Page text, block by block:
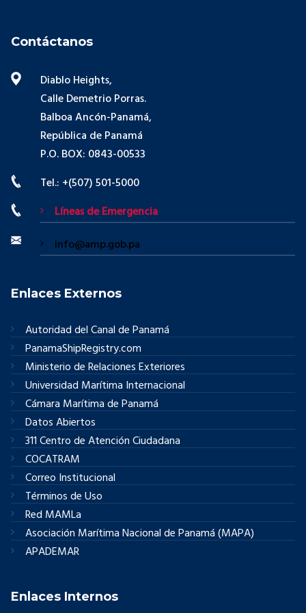
Contáctanos
Diablo Heights,
Calle Demetrio Porras.
Balboa Ancón-Panamá,
República de Panamá
P.O. BOX: 0843-00533
Tel.: +(507) 501-5000
Líneas de Emergencia
info@amp.gob.pa
Enlaces Externos
Autoridad del Canal de Panamá
PanamaShipRegistry.com
Ministerio de Relaciones Exteriores
Universidad Marítima Internacional
Cámara Marítima de Panamá
Datos Abiertos
311 Centro de Atención Ciudadana
COCATRAM
Correo Institucional
Términos de Uso
Red MAMLa
Asociación Marítima Nacional de Panamá (MAPA)
APADEMAR
Enlaces Internos